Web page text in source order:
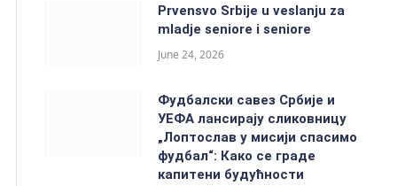
Prvensvo Srbije u veslanju za
mladje seniore i seniore
June 24, 2026
Фудбалски савез Србије и
УЕФА лансирају сликовницу
„Лоптослав у мисији спасимо
фудбал“: Како се граде
капитени будућности